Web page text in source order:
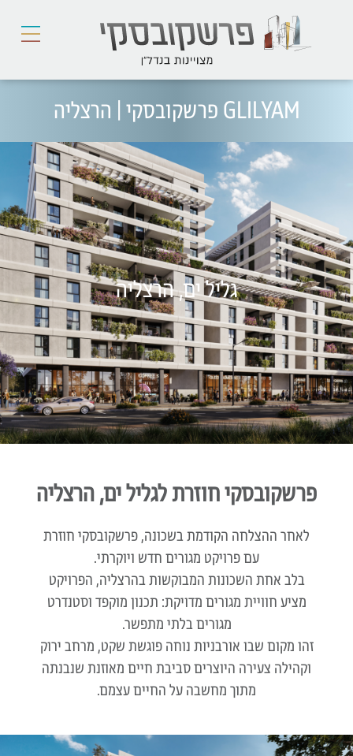
GLILYAM פרשקובסקי | הרצליה
גליל ים, הרצליה
פרשקובסקי חוזרת לגליל ים, הרצליה
לאחר ההצלחה הקודמת בשכונה, פרשקובסקי חוזרת
עם פרויקט מגורים חדש ויוקרתי.
בלב אחת השכונות המבוקשות בהרצליה, הפרויקט
מציע חוויית מגורים מדויקת: תכנון מוקפד וסטנדרט
מגורים בלתי מתפשר.
זהו מקום שבו אורבניות נוחה פוגשת שקט, מרחב ירוק
וקהילה צעירה היוצרים סביבת חיים מאוזנת שנבנתה
מתוך מחשבה על החיים עצמם.